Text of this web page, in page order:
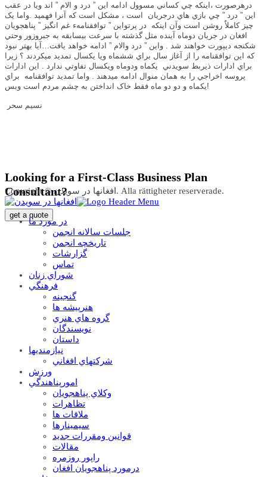
درهرصورت ،اينکه چي کساني مسوول ادامه اين ” درد و الام ” اند ويا در عقب
اين ” درد ” چي بازي هاي درجريان
است ، مشکل است که آنرا فهميد .واما يک
چيز کاملاٌ روشن است وآن اينکه
در پرتواين ” توافقنامهء غم انگيز ” پناهجويان
افغان در جريان دوماه آينده مثل گذشته با سرعت بيسابقه به جبروزور وحتي
شکنجه ديپورت خواهند شد . واين ” درد والام ” ادامه خواهد يافت… آيا بهتر نبود
که اين توافقنامه را از آغاز سال براي ششماه ويا يکسال تمديد ميکردند ؟ زيرا
براي ادارات ذيربط سويدني
يکماه ودوماه ويکسال تفاوتي ندارد . اين ادارات
پروسه اخراجي را به همان منوال ادامه ميدهند . واما تمديد توافقنامه
براي
يکماه و دو دو ماه فقط خاک انداختن به چشم مردم است وبس!
نسيم سحر
Looking for a First-Class Business Plan
Consultant?
get a quote
Copyright © افغانها در سویدن. Alla rättigheter reserverade.
در مورد ما
جلسات سالانه انجمن
تاریخچه انجمن
گزارشات
تماس
شوراي زنان
فرهنگي
گنجينه
هنرپيشه ها
گروه هاي هنري
نويسندگان
داستان
نيازمنديها
شرکتهاي افغاني
ورزش
امورپناهندگي
وکلاي پناهجويان
تظاهرات
ملاقات ها
سيمينارها
قوانين ومقررات جديد
مقالات
راپور روزمره
درمورد پناهجويان افغان